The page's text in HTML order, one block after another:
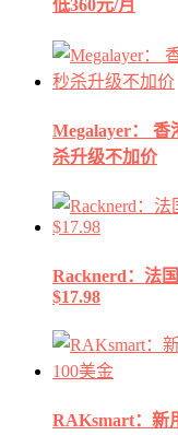
低360元/月
Megalayer： 香
杀升级不加价
Racknerd：法
$17.98
RAKsmart：新